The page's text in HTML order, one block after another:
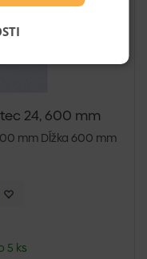
24, 600 mm
mm Dĺžka 600 mm
5 ks